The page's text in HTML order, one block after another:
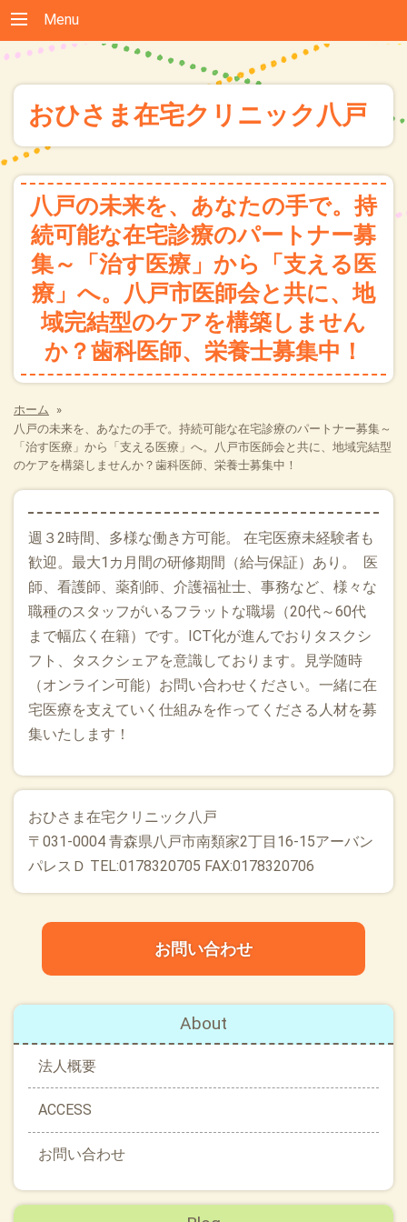
Menu
おひさま在宅クリニック八戸
八戸の未来を、あなたの手で。持
続可能な在宅診療のパートナー募
集～「治す医療」から「支える医
療」へ。八戸市医師会と共に、地
域完結型のケアを構築しません
か？歯科医師、栄養士募集中！
ホーム
»
八戸の未来を、あなたの手で。持続可能な在宅診療のパートナー募集～
「治す医療」から「支える医療」へ。八戸市医師会と共に、地域完結型
のケアを構築しませんか？歯科医師、栄養士募集中！
週３2時間、多様な働き方可能。 在宅医療未経験者も
歓迎。最大1カ月間の研修期間（給与保証）あり。 医
師、看護師、薬剤師、介護福祉士、事務など、様々な
職種のスタッフがいるフラットな職場（20代～60代
まで幅広く在籍）です。ICT化が進んでおりタスクシ
フト、タスクシェアを意識しております。見学随時
（オンライン可能）お問い合わせください。一緒に在
宅医療を支えていく仕組みを作ってくださる人材を募
集いたします！
おひさま在宅クリニック八戸
〒031-0004 青森県八戸市南類家2丁目16-15アーバン
パレスＤ TEL:0178320705 FAX:0178320706
お問い合わせ
About
法人概要
ACCESS
お問い合わせ